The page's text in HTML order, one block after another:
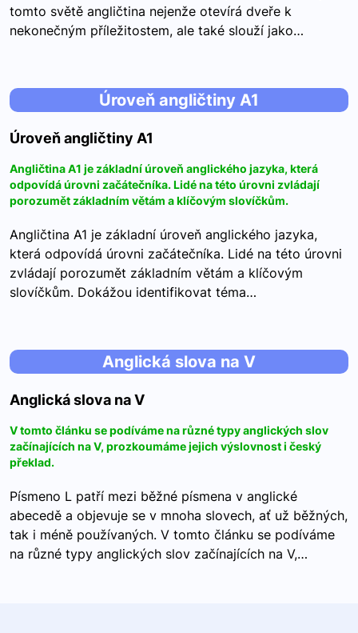
tomto světě angličtina nejenže otevírá dveře k
nekonečným příležitostem, ale také slouží jako…
Úroveň angličtiny A1
Úroveň angličtiny A1
Angličtina A1 je základní úroveň anglického jazyka, která
odpovídá úrovni začátečníka. Lidé na této úrovni zvládají
porozumět základním větám a klíčovým slovíčkům.
Angličtina A1 je základní úroveň anglického jazyka,
která odpovídá úrovni začátečníka. Lidé na této úrovni
zvládají porozumět základním větám a klíčovým
slovíčkům. Dokážou identifikovat téma…
Anglická slova na V
Anglická slova na V
V tomto článku se podíváme na různé typy anglických slov
začínajících na V, prozkoumáme jejich výslovnost i český
překlad.
Písmeno L patří mezi běžné písmena v anglické
abecedě a objevuje se v mnoha slovech, ať už běžných,
tak i méně používaných. V tomto článku se podíváme
na různé typy anglických slov začínajících na V,…